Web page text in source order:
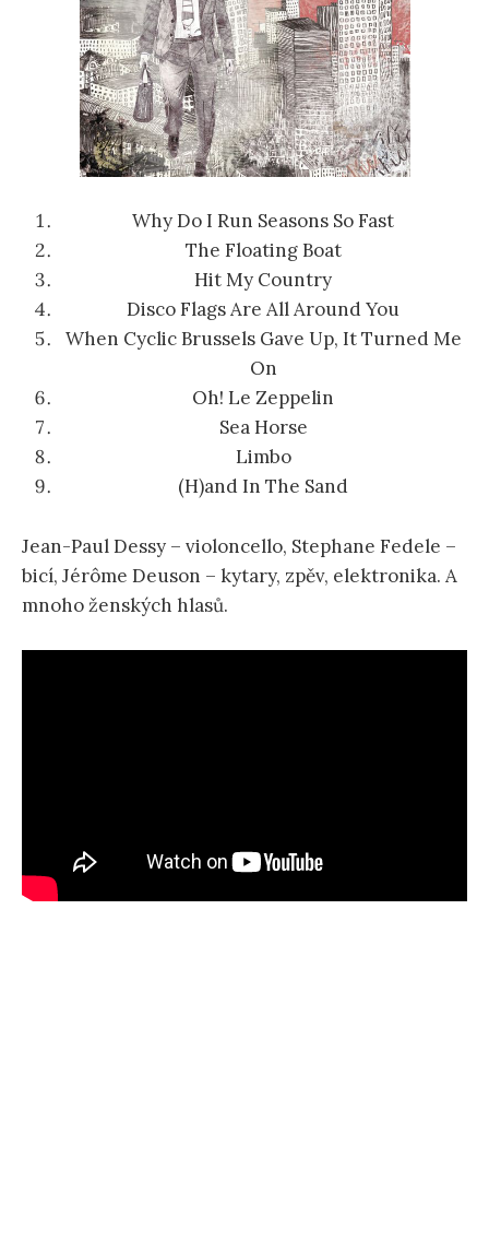
Why Do I Run Seasons So Fast
The Floating Boat
Hit My Country
Disco Flags Are All Around You
When Cyclic Brussels Gave Up, It Turned Me
On
Oh! Le Zeppelin
Sea Horse
Limbo
(H)and In The Sand
Jean-Paul Dessy – violoncello, Stephane Fedele –
bicí, Jérôme Deuson – kytary, zpěv, elektronika. A
mnoho ženských hlasů.